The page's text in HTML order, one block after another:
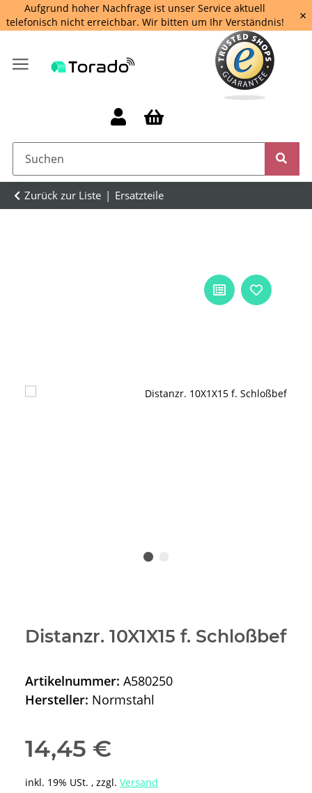
Aufgrund hoher Nachfrage ist unser Service aktuell
telefonisch nicht erreichbar. Wir bitten um Ihr Verständnis!
×
Zurück zur Liste Ersatzteile
Distanzr. 10X1X15 f. Schloßbef
Artikelnummer: A580250
Hersteller: Normstahl
14,45 €
inkl. 19% USt. , zzgl. Versand